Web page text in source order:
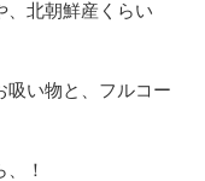
、北朝鮮産くらい
吸い物と、フルコー
！